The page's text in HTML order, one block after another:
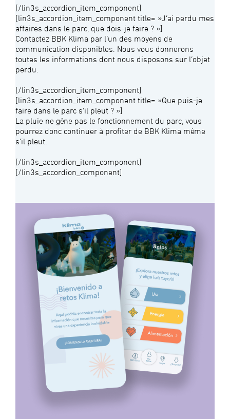
[/lin3s_accordion_item_component]
[lin3s_accordion_item_component title= »J’ai perdu mes
affaires dans le parc, que dois-je faire ? »]
Contactez BBK Klima par l’un des moyens de
communication disponibles. Nous vous donnerons
toutes les informations dont nous disposons sur l’objet
perdu.
[/lin3s_accordion_item_component]
[lin3s_accordion_item_component title= »Que puis-je
faire dans le parc s’il pleut ? »]
La pluie ne gêne pas le fonctionnement du parc, vous
pourrez donc continuer à profiter de BBK Klima même
s’il pleut.
[/lin3s_accordion_item_component]
[/lin3s_accordion_component]